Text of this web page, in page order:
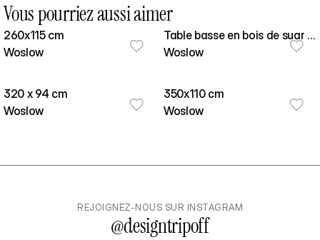
Vous pourriez aussi aimer
260x115 cm
Woslow
Table basse en bois de suar -
Copa 100cm
Woslow
320 x 94 cm
Woslow
350x110 cm
Woslow
REJOIGNEZ-NOUS SUR INSTAGRAM
@designtripoff